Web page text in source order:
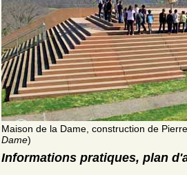
Maison de la Dame, construction de
Dame)
Informations pratiques, plan